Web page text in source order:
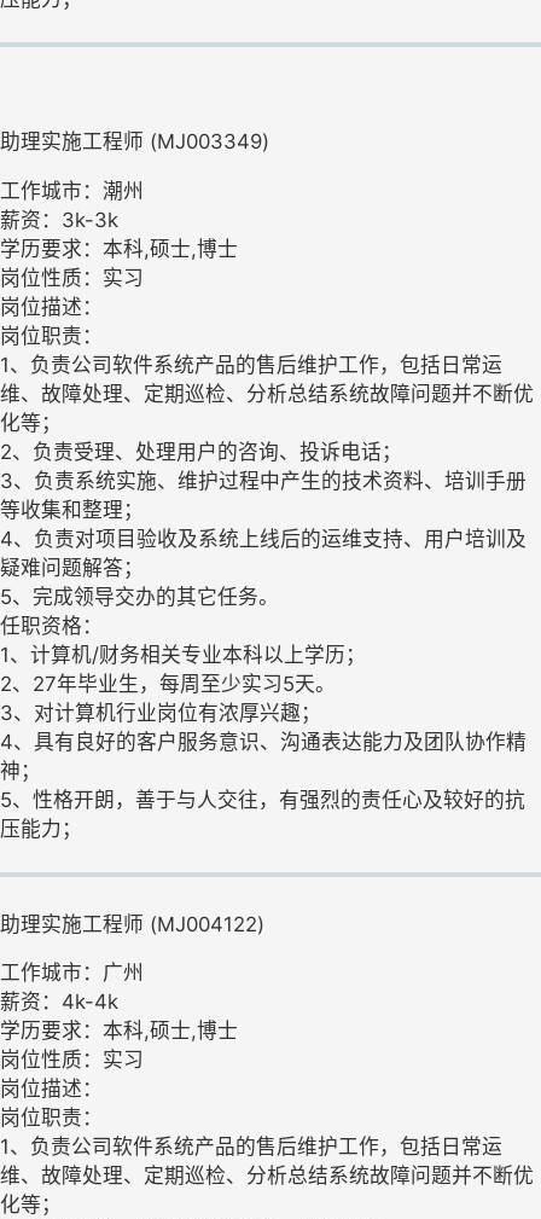
助理实施工程师 (MJ003349)
工作城市：潮州
薪资：3k-3k
学历要求：本科,硕士,博士
岗位性质：实习
岗位描述：
岗位职责：
1、负责公司软件系统产品的售后维护工作，包括日常运
维、故障处理、定期巡检、分析总结系统故障问题并不断优
化等；
2、负责受理、处理用户的咨询、投诉电话；
3、负责系统实施、维护过程中产生的技术资料、培训手册
等收集和整理；
4、负责对项目验收及系统上线后的运维支持、用户培训及
疑难问题解答；
5、完成领导交办的其它任务。
任职资格：
1、计算机/财务相关专业本科以上学历；
2、27年毕业生，每周至少实习5天。
3、对计算机行业岗位有浓厚兴趣；
4、具有良好的客户服务意识、沟通表达能力及团队协作精
神；
5、性格开朗，善于与人交往，有强烈的责任心及较好的抗
压能力；
助理实施工程师 (MJ004122)
工作城市：广州
薪资：4k-4k
学历要求：本科,硕士,博士
岗位性质：实习
岗位描述：
岗位职责：
1、负责公司软件系统产品的售后维护工作，包括日常运
维、故障处理、定期巡检、分析总结系统故障问题并不断优
化等；